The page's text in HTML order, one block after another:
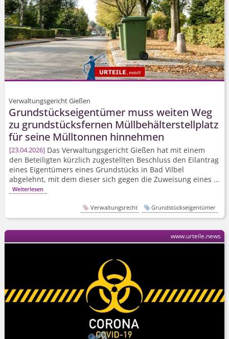
Verwaltungsgericht Gießen
Grundstücks­eigentümer muss weiten Weg
zu grundstücksfernen Müllbehäl­terstellplatz
für seine Mülltonnen hinnehmen
23.04.2026 Das Verwaltungsgericht Gießen hat mit einem
den Beteiligten kürzlich zugestellten Beschluss den Eilantrag
eines Eigentümers eines Grundstücks in Bad Vilbel
abgelehnt, mit dem dieser sich gegen die Zuweisung eines ...
Weiterlesen
Verwaltungsrecht Grundstückseigentümer
www.urteile.news